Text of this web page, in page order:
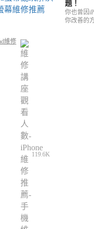
題！
你也曾因
你改善的
維修
119.6K